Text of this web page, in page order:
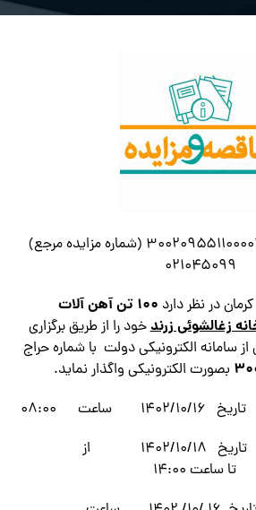
آگهی حراج شماره ۳۰۰۲۰۹۵۵۱۱۰۰۰۰۷۵ (شماره مزایده مرجع)
۰۲۱۰۴۵۰۹۹
در نظر دارد
۱۰۰ تن آهن آلات
زغالشوئی زرندخود را از طریق برگزاری
از سامانه الکترونیکی دولت با شماره حراج
بصورت الکترونیکی واگذار نماید.
ساعت ۰۸:۰۰
زمان برگزاری حراج : تاریخ ۱۴۰۲/۱۰/۱۸ از